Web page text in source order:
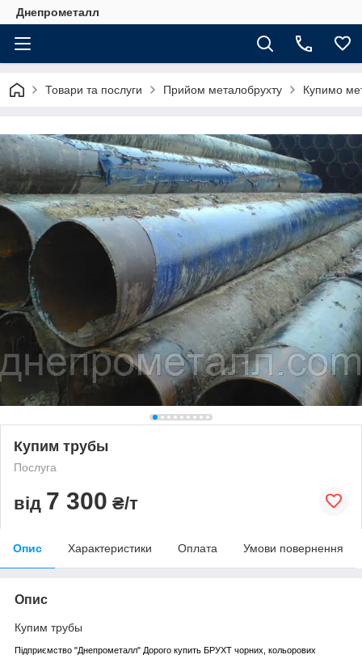
Днепрометалл
Товари та послуги Прийом металобрухту Купимо
Купим трубы
Послуга
від 7 300 ₴/т
Опис Характеристики Оплата Умови повернення
Опис
Купим трубы
Підприємство "Днепрометалл" Дорого купить БРУХТ чорних, кольорових